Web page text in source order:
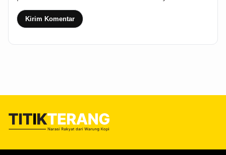
Kirim Komentar